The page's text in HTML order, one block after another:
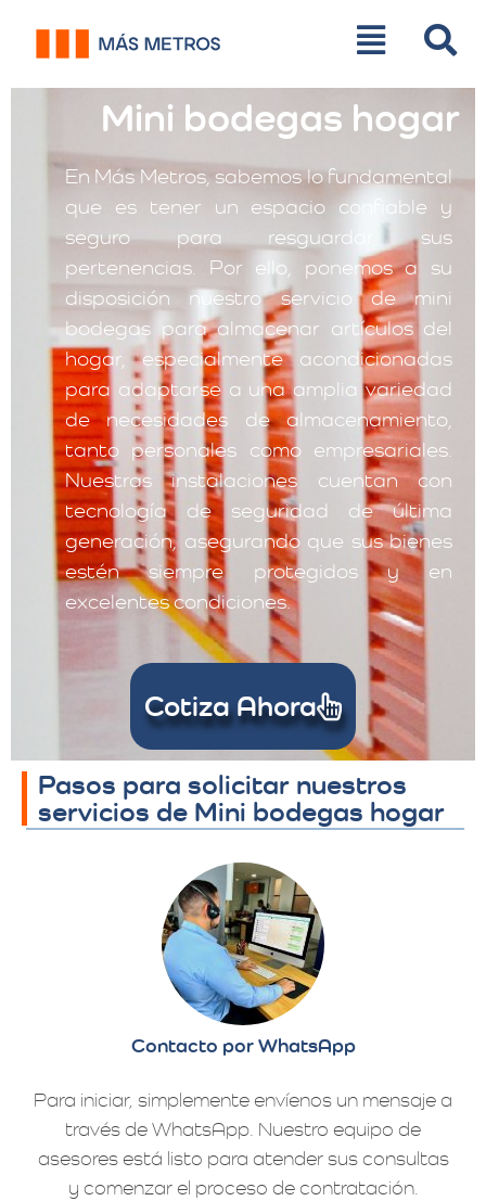
Mini bodegas hogar
En Más Metros, sabemos lo fundamental
que es tener un espacio confiable y
seguro para resguardar sus
pertenencias. Por ello, ponemos a su
disposición nuestro servicio de mini
bodegas para almacenar artículos del
hogar, especialmente acondicionadas
para adaptarse a una amplia variedad
de necesidades de almacenamiento,
tanto personales como empresariales.
Nuestras instalaciones cuentan con
tecnología de seguridad de última
generación, asegurando que sus bienes
estén siempre protegidos y en
excelentes condiciones.
Cotiza Ahora
Pasos para solicitar nuestros
servicios de Mini bodegas hogar
Contacto por WhatsApp
Para iniciar, simplemente envíenos un mensaje a
través de WhatsApp. Nuestro equipo de
asesores está listo para atender sus consultas
y comenzar el proceso de contratación.